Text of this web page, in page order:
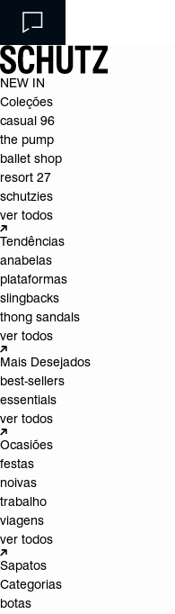
NEW IN
Coleções
casual 96
the pump
ballet shop
resort 27
schutzies
ver todos
Tendências
anabelas
plataformas
slingbacks
thong sandals
ver todos
Mais Desejados
best-sellers
essentials
ver todos
Ocasiões
festas
noivas
trabalho
viagens
ver todos
Sapatos
Categorias
botas